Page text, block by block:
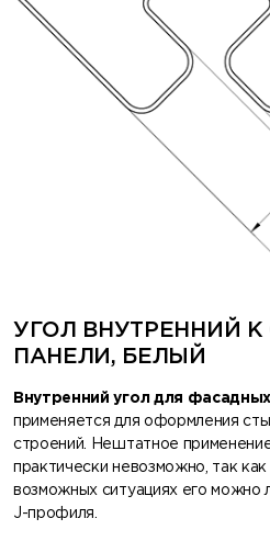
УГОЛ ВНУТРЕННИЙ
ПАНЕЛИ, БЕЛЫЙ
Внутренний угол для
применяется для оформления
строений. Нештатное
практически невозможно, так
возможных ситуациях его можно
J-профиля.